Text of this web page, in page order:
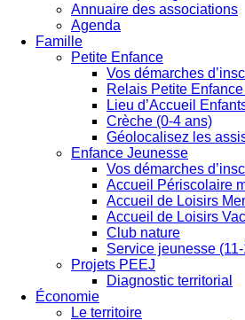
Annuaire des associations
Agenda
Famille
Petite Enfance
Vos démarches
Relais Petite
Lieu d’Accueil
Crèche (0-4 ans)
Géolocalisez les
Enfance Jeunesse
Vos démarches
Accueil Périscolaire
Accueil de Loisirs
Accueil de Loisirs
Club nature
Service jeunesse
Projets PEEJ
Diagnostic territorial
Économie
Le territoire